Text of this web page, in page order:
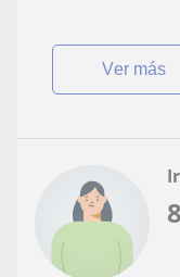
ver más
8